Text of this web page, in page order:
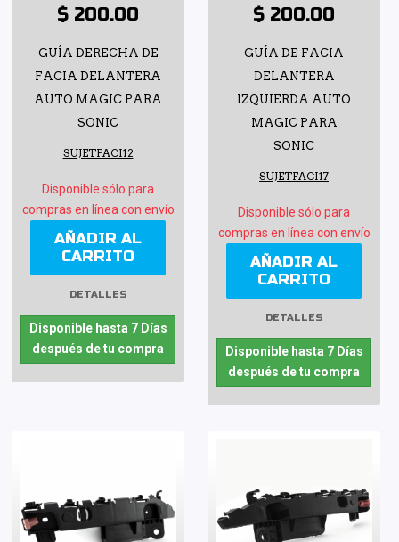
$ 200.00
GUÍA DERECHA DE
FACIA DELANTERA
AUTO MAGIC PARA
SONIC
SUJETFACI12
Disponible sólo para
compras en línea con envío
AÑADIR AL
CARRITO
DETALLES
Disponible hasta 7 Días
después de tu compra
$ 200.00
GUÍA DE FACIA
DELANTERA
IZQUIERDA AUTO
MAGIC PARA
SONIC
SUJETFACI17
Disponible sólo para
compras en línea con envío
AÑADIR AL
CARRITO
DETALLES
Disponible hasta 7 Días
después de tu compra